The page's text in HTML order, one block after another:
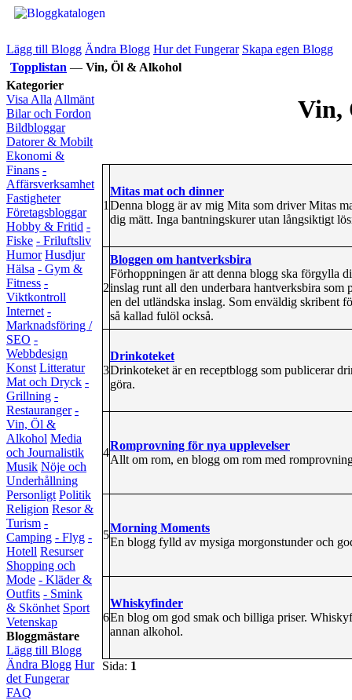
Lägg till Blogg Ändra Blogg Hur det Fungerar Skapa egen Blogg
Topplistan — Vin, Öl & Alkohol
Kategorier
Visa Alla Allmänt
Bilar och Fordon
Bildbloggar
Datorer & Mobilt
Ekonomi &
Finans -
Affärsverksamhet
Fastigheter
Företagsbloggar
Hobby & Fritid -
Fiske - Friluftsliv
Humor Husdjur
Hälsa - Gym &
Fitness -
Viktkontroll
Internet -
Marknadsföring /
SEO -
Webbdesign
Konst Litteratur
Mat och Dryck -
Grillning -
Restauranger -
Vin, Öl &
Alkohol Media
och Journalistik
Musik Nöje och
Underhållning
Personligt Politik
Religion Resor &
Turism -
Camping - Flyg -
Hotell Resurser
Shopping och
Mode - Kläder &
Outfits - Smink
& Skönhet Sport
Vetenskap
Bloggmästare
Lägg till Blogg
Ändra Blogg Hur
det Fungerar
FAQ
Vin,
1
Mitas mat och dinner
Denna blogg är av mig Mita som driver Mitas
dig mätt. Inga bantningskurer utan långsiktigt
2
Bloggen om hantverksbira
Förhoppningen är att denna blogg ska förgylla
inslag runt all den underbara hantverksbira som
en del utländska inslag. Som enväldig skribent
så kallad fulöl också.
3
Drinkoteket
Drinkoteket är en receptblogg som publicerar
göra.
4
Romprovning för nya upplevelser
Allt om rom, en blogg om rom med
5
Morning Moments
En blogg fylld av mysiga morgonstunder och
6
Whiskyfinder
En blog om god smak och billiga priser.
annan alkohol.
Sida: 1